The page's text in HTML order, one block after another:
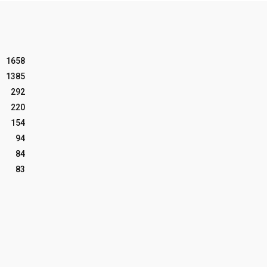
1658
1385
292
220
154
94
84
83